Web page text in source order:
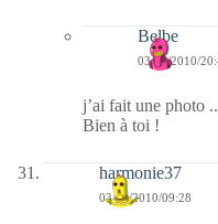
Belbe
03/03/2010/
j’ai fait une photo
Bien à toi !
harmonie37
03/03/2010/09:28